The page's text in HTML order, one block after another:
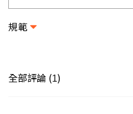
規範
全部評論 (1)